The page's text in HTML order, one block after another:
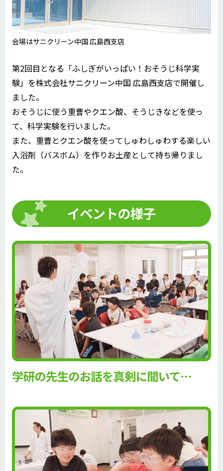
会場はサニクリーン中国 広島西支店
第2回目となる「ふしぎがいっぱい！おそうじ科学実
験」を株式会社サニクリーン中国 広島西支店で開催し
ました。
おそうじに使う重曹やクエン酸、そうじきなどを使っ
て、科学実験を行いました。
また、重曹とクエン酸を使ってしゅわしゅわする楽しい
入浴剤（バスボム）を作りお土産として持ち帰りまし
た。